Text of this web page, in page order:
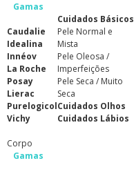
Gamas
Caudalie
Idealina
Innéov
La Roche
Posay
Lierac
Purelogicol
Vichy
Cuidados Básicos
Pele Normal e
Mista
Pele Oleosa /
Imperfeições
Pele Seca / Muito
Seca
Cuidados Olhos
Cuidados Lábios
Corpo
Gamas